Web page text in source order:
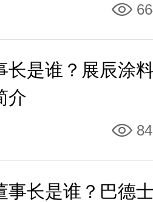
长是谁？展辰涂
介
事长是谁？巴德